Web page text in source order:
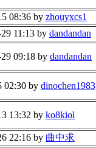
08:36 by zhouyxcs1
11:13 by dandandan
09:18 by dandandan
02:30 by dinochen1983
13:32 by ko8kiol
22:16 by 曲中求